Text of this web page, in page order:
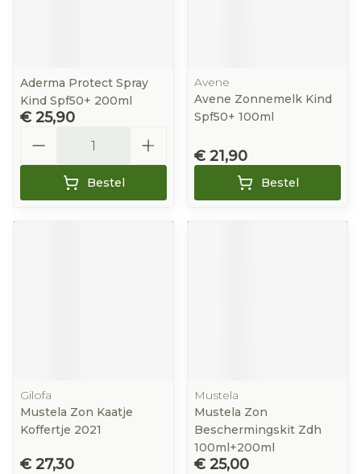
Aderma Protect Spray
Kind Spf50+ 200ml
€ 25,90
Bestel
Avene
Avene Zonnemelk Kind
Spf50+ 100ml
€ 21,90
Bestel
Gilofa
Mustela Zon Kaatje
Koffertje 2021
€ 27,30
Mustela
Mustela Zon
Beschermingskit Zdh
100ml+200ml
€ 25,00